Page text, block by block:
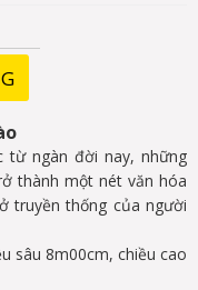
ngàn đời nay, những
thành một nét văn hóa
truyền thống của người
sâu 8m00cm, chiều cao